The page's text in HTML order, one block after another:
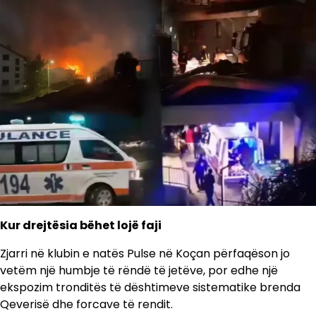
Kur drejtësia bëhet lojë faji
Zjarri në klubin e natës Pulse në Koçan përfaqëson jo
vetëm një humbje të rëndë të jetëve, por edhe një
ekspozim tronditës të dështimeve sistematike brenda
Qeverisë dhe forcave të rendit.